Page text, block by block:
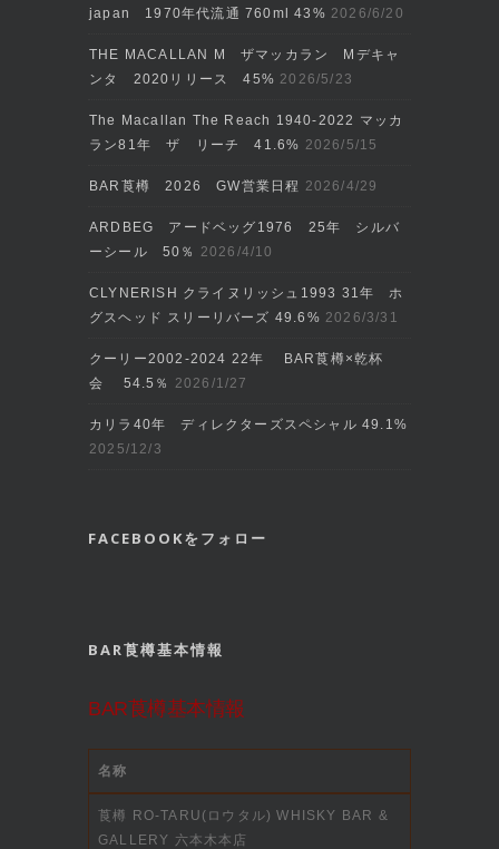
japan 1970年代流通 760ml 43% 2026/6/20
THE MACALLAN M ザマッカラン Mデキャ
ンタ 2020リリース 45% 2026/5/23
The Macallan The Reach 1940-2022 マッカ
ラン81年 ザ リーチ 41.6% 2026/5/15
BAR莨樽 2026 GW営業日程 2026/4/29
ARDBEG アードベッグ1976 25年 シルバ
ーシール 50％
2026/4/10
CLYNERISH クライヌリッシュ1993 31年 ホ
グスヘッド スリーリバーズ 49.6% 2026/3/31
クーリー2002‐2024 22年 BAR莨樽×乾杯
会 54.5％
2026/1/27
カリラ40年 ディレクターズスペシャル 49.1%
2025/12/3
FACEBOOKをフォロー
BAR莨樽基本情報
BAR莨樽基本情報
名称
莨樽 RO-TARU(ロウタル) WHISKY BAR &
GALLERY 六本木本店